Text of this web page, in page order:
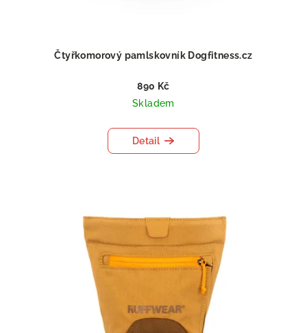
Čtyřkomorový pamlskovník Dogfitness.cz
890 Kč
Skladem
Detail